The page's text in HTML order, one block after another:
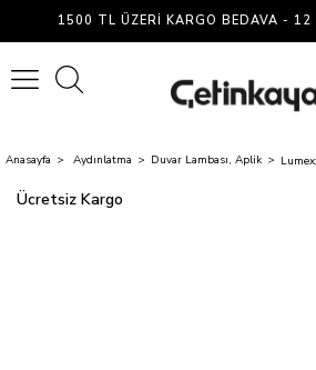
1500 TL ÜZERI KARGO BEDAVA - 12
Anasayfa Aydınlatma Duvar Lambası, Aplik
Ücretsiz Kargo